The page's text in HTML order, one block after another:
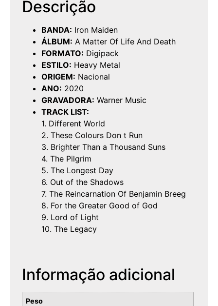
Descrição
BANDA: Iron Maiden
ÁLBUM: A Matter Of Life And Death
FORMATO: Digipack
ESTILO: Heavy Metal
ORIGEM: Nacional
ANO: 2020
GRAVADORA: Warner Music
TRACK LIST:
1. Different World
2. These Colours Don t Run
3. Brighter Than a Thousand Suns
4. The Pilgrim
5. The Longest Day
6. Out of the Shadows
7. The Reincarnation Of Benjamin Breeg
8. For the Greater Good of God
9. Lord of Light
10. The Legacy
Informação adicional
Peso